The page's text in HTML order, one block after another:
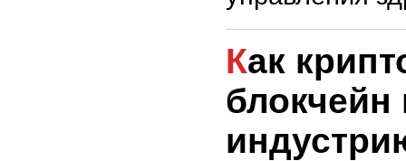
Как криптовалюты и
блокчейн